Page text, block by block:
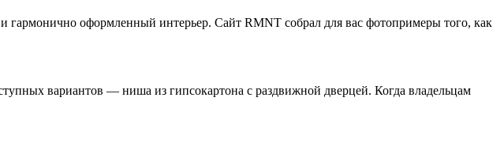
оформленный интерьер. Сайт RMNT собрал для вас фотопримеры того, как
вариантов — ниша из гипсокартона с раздвижной дверцей. Когда владельцам